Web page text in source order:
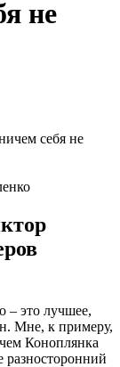
не
– это лучшее,
Мне, к примеру,
Коноплянка